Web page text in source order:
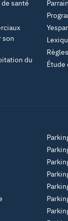
santé
son
du
Étude